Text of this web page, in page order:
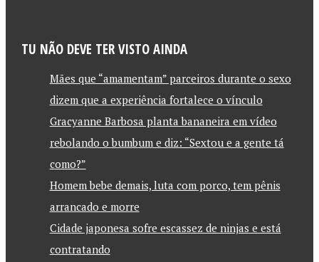
TU NÃO DEVE TER VISTO AINDA
Mães que “amamentam” parceiros durante o sexo
dizem que a experiência fortalece o vínculo
Gracyanne Barbosa planta bananeira em vídeo
rebolando o bumbum e diz: “Sextou e a gente tá
como?”
Homem bebe demais, luta com porco, tem pênis
arrancado e morre
Cidade japonesa sofre escassez de ninjas e está
contratando